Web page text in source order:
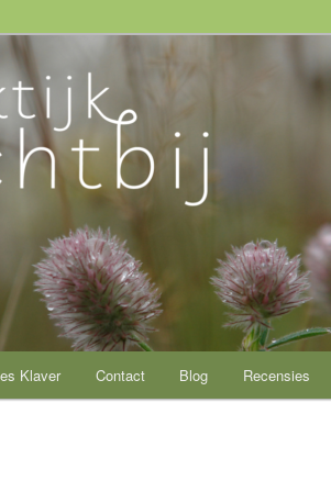
Klaver Contact Blog Recensies